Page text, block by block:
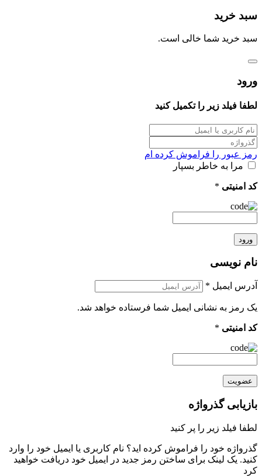
سبد خرید
سبد خرید شما خالی است.
ورود
لطفا فیلد زیر را تکمیل کنید
رمز عبور را فراموش کرده ام
مرا به خاطر بسپار
کد امنیتی *
ورود
نام نویسی
آدرس ایمیل *
یک رمز به نشانی ایمیل شما فرستاده خواهد شد.
کد امنیتی *
عضویت
بازیابی گذرواژه
لطفا فیلد زیر را پر کنید
گذرواژه خود را فراموش کرده اید؟ نام کاربری یا ایمیل خود را وارد
کنید. یک لینک برای ساختن رمز جدید در ایمیل خود دریافت خواهید
کرد